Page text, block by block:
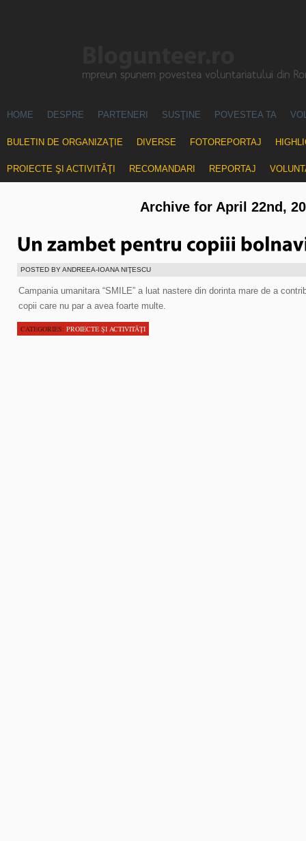
HOME DESPRE PARTENERI SUSŢINE POVESTEA TA
BULETIN DE ORGANIZAŢIE DIVERSE FOTOREPORTAJ
PROIECTE ŞI ACTIVITĂŢI RECOMANDARI REPORTAJ
Archive for April 22nd,
POSTED BY ANDREEA-IOANA NIŢESCU
Campania umanitara “SMILE” a luat nastere din dorinta mare de a
copii care nu par a avea foarte multe.
CATEGORIES: PROIECTE ŞI ACTIVITĂŢI